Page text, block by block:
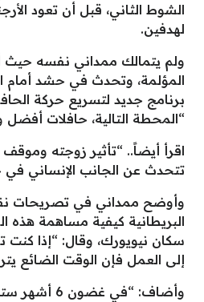
الشوط الثاني، قبل أن تعود
لهدفين.
ولم يتمالك ممداني نفسه حيث
المؤلمة، وتحدث في حشد أمام
برنامج جديد لتسريع حركة
“المحطة التالية، حافلات
اقرأ أيضاً.. “تأثير زوجته
تتحدث عن الجانب الإنساني
وأوضح ممداني في تصريحات
البريطانية كيفية مساهمة
سكان نيويورك، وقال: “إذا كنت
إلى العمل فإن الوقت الضائع